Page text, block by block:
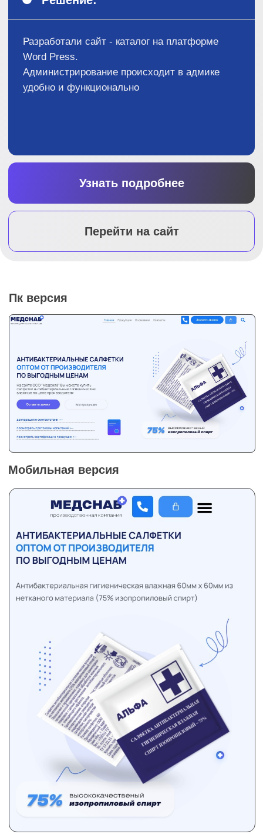
Пк версия
Мобильная версия
Word Press используется для создания
различных типов сайтов, начиная от блогов и
визиток и заканчивая интернет-магазинами и
сообществами
Простота использования:Word Press имеет
простой интерфейс и интуитивно понятную
систему управления, что делает его
доступным для различных уровней
пользователей
Преимущества платформы
Word Press
Cистема управления контентом с открытым
исходным кодом, что позволяет каждому
пользователю настроить свой сайт и получить
доступ к дополнительным функциям.